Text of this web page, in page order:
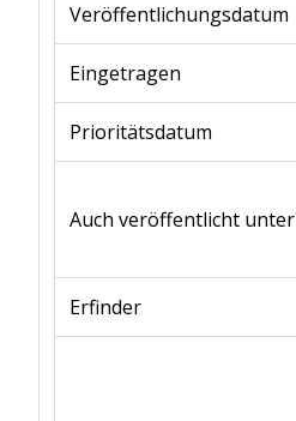
Veröffentlichungsdatum
Eingetragen
Prioritätsdatum
Auch veröffentlicht unter
Erfinder